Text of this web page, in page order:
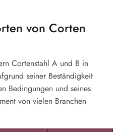
von Corten
Cortenstahl A und B in
seiner Beständigkeit
Bedingungen und seines
von vielen Branchen